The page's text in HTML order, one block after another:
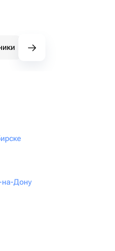
Букет из конфет
на-Дону